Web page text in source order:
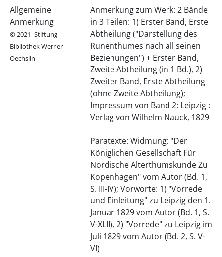
Allgemeine
Anmerkung
© 2021- Stiftung
Bibliothek Werner
Oechslin
Anmerkung zum Werk: 2 Bände
in 3 Teilen: 1) Erster Band, Erste
Abtheilung ("Darstellung des
Runenthumes nach all seinen
Beziehungen") + Erster Band,
Zweite Abtheilung (in 1 Bd.), 2)
Zweiter Band, Erste Abtheilung
(ohne Zweite Abtheilung);
Impressum von Band 2: Leipzig :
Verlag von Wilhelm Nauck, 1829
Paratexte: Widmung: "Der
Königlichen Gesellschaft Für
Nordische Alterthumskunde Zu
Kopenhagen" vom Autor (Bd. 1,
S. III-IV); Vorworte: 1) "Vorrede
und Einleitung" zu Leipzig den 1.
Januar 1829 vom Autor (Bd. 1, S.
V-XLII), 2) "Vorrede" zu Leipzig im
Juli 1829 vom Autor (Bd. 2, S. V-
VI)